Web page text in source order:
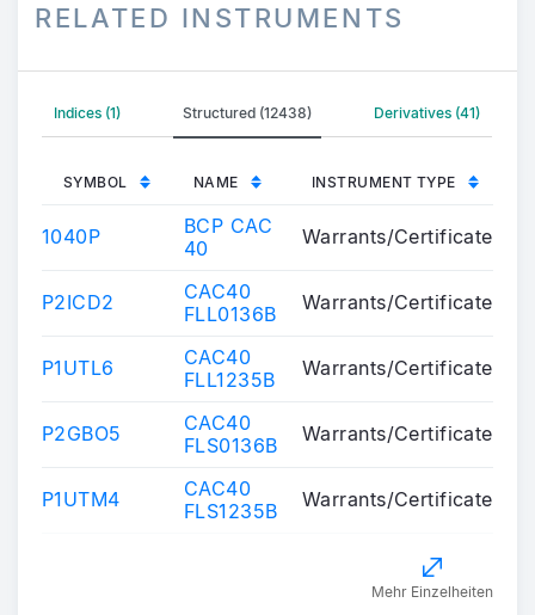
RELATED INSTRUMENTS
Indices (1) Structured (12438) Derivatives (41)
SYMBOL NAME INSTRUMENT TYPE
1040P
BCP CAC
40
Warrants/Certificates
P2ICD2
CAC40
FLL0136B
Warrants/Certificates
P1UTL6
CAC40
FLL1235B
Warrants/Certificates
P2GBO5
CAC40
FLS0136B
Warrants/Certificates
P1UTM4
CAC40
FLS1235B
Warrants/Certificates
Mehr Einzelheiten